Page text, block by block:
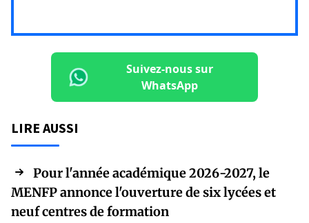
Suivez-nous sur
WhatsApp
LIRE AUSSI
Pour l'année académique 2026-2027, le
MENFP annonce l'ouverture de six lycées et
neuf centres de formation